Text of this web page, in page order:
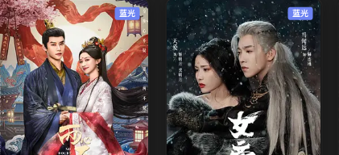
蓝光 蓝光